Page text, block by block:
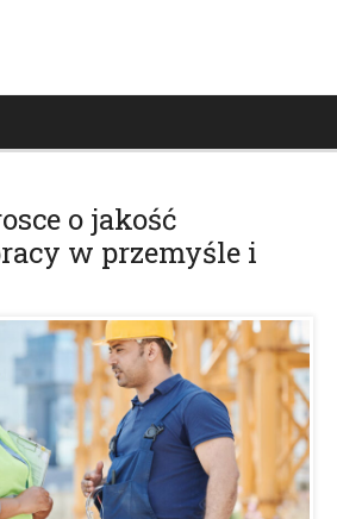
o jakość
w przemyśle i